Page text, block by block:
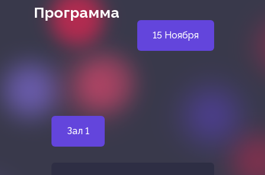
Программа
15 Ноября
Зал 1